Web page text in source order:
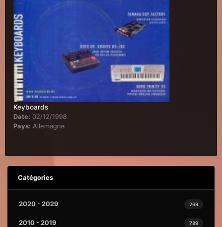
Keyboards
Date: 02/12/1998
Pays: Allemagne
Catégories
269
2020 - 2029
789
2010 - 2019